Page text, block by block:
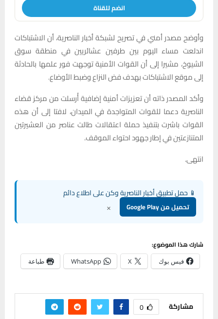
انضم للقناة
وأوضح مصدر أمني في تصريح لشبكة أخبار الناصرية، أن الاشتباكات
اندلعت مساء اليوم بين طرفين عشائريين في منطقة سوق
الشيوخ، مشيرا إلى أن القوات الأمنية توجهت فور علمها بالحادثة
إلى موقع الاشتباكات بهدف فض النزاع وضبط الأوضاع.
وأكد المصدر ذاته أن تعزيزات أمنية إضافية أُرسلت من مركز قضاء
الناصرية دعما للقوات المتواجدة في الميدان، لافتا إلى أن هذه
القوات باشرت بتنفيذ حملة اعتقالات طالت عناصر من العشيرتين
المتنازعتين في إطار جهود احتواء الموقف.
انتهى.
📱 حمل تطبيق أخبار الناصرية وكن على اطلاع دائم
تحميل من Google Play ×
شارك هذا الموضوع:
فيس بوك X
WhatsApp طباعة
مشاركة 0